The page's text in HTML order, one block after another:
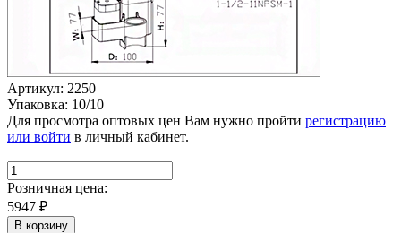
Артикул: 2250
Упаковка: 10/10
Для просмотра оптовых цен Вам нужно пройти регистрацию
или войти в личный кабинет.
Розничная цена:
5947 ₽
В корзину